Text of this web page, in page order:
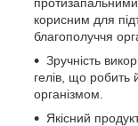
корисним для
благополуччя
Зручність
гелів, що робить
організмом.
Якісний